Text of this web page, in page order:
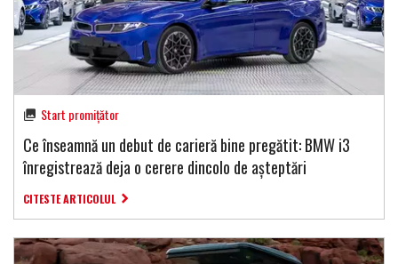
Start promițător
Ce înseamnă un debut de carieră bine pregătit: BMW i3
înregistrează deja o cerere dincolo de așteptări
CITESTE ARTICOLUL